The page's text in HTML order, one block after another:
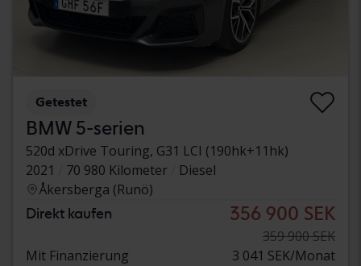
Getestet
BMW 5-serien
520d xDrive Touring, G31 LCI (190hk+11hk)
2021
70 980 Kilometer
Diesel
Åkersberga (Runö)
Direkt kaufen 356 900 SEK
359 900 SEK
Mit Finanzierung
3 041 SEK/Monat